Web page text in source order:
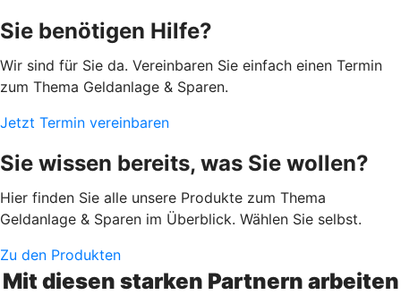
Sie benötigen Hilfe?
Wir sind für Sie da. Vereinbaren Sie einfach einen Termin
zum Thema Geldanlage & Sparen.
Jetzt Termin vereinbaren
Sie wissen bereits, was Sie wollen?
Hier finden Sie alle unsere Produkte zum Thema
Geldanlage & Sparen im Überblick. Wählen Sie selbst.
Zu den Produkten
Mit diesen starken Partnern arbeiten